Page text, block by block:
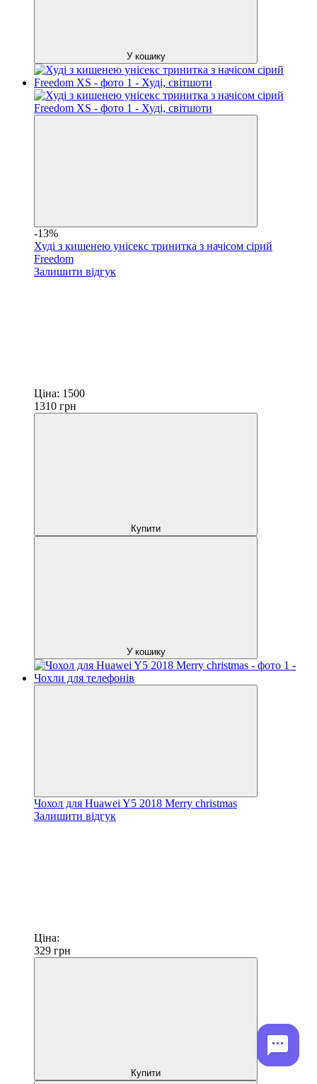
У кошику
-13%
Худі з кишенею унісекс тринитка з начісом сірий
Freedom
Залишити відгук
Ціна: 1500
1310 грн
Купити
У кошику
Чохол для Huawei Y5 2018 Merry christmas
Залишити відгук
Ціна:
329 грн
Купити